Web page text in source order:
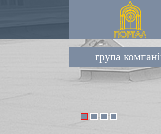
група